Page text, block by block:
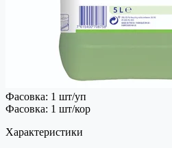
Фасовка: 1 шт/уп
Фасовка: 1 шт/кор
Характеристики